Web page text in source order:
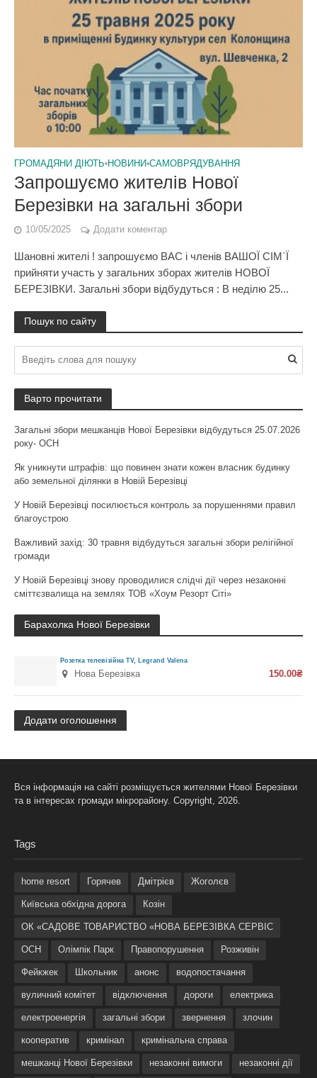
ГРОМАДЯНИ ДІЮТЬ•НОВИНИ•САМОВРЯДУВАННЯ
Запрошуємо жителів Нової
Березівки на загальні збори
10/05/2025 Додати коментар
Шановні жителі ! запрошуємо ВАС і членів ВАШОЇ СІМ`Ї
прийняти участь у загальних зборах жителів НОВОЇ
БЕРЕЗІВКИ. Загальні збори відбудуться : В неділю 25...
Пошук по сайту
Варто прочитати
Загальні збори мешканців Нової Березівки відбудуться 25.07.2026
року- ОСН
Як уникнути штрафів: що повинен знати кожен власник будинку
або земельної ділянки в Новій Березівці
У Новій Березівці посилюється контроль за порушеннями правил
благоустрою
Важливий захід: 30 травня відбудуться загальні збори релігійної
громади
У Новій Березівці знову проводилися слідчі дії через незаконні
сміттєзвалища на землях ТОВ «Хоум Резорт Сіті»
Барахолка Нової Березівки
Розетка телевізійна TV, Legrand Valena
Нова Березівка 150.00₴
Додати оголошення
Вся інформація на сайті розміщується жителями Нової Березівки
та в інтересах громади мікрорайону. Copyright, 2026.
Tags
home resort Горячев Дмітрієв Жоголєв
Київська обхідна дорога Козін
ОК «САДОВЕ ТОВАРИСТВО «НОВА БЕРЕЗІВКА СЕРВІС
ОСН Олімпік Парк Правопорушення Розживін
Фейкжек Школьник анонс водопостачання
вуличний комітет відключення дороги електрика
електроенергія загальні збори звернення злочин
кооператив кримінал кримінальна справа
мешканці Нової Березівки незаконні вимоги незаконні дії